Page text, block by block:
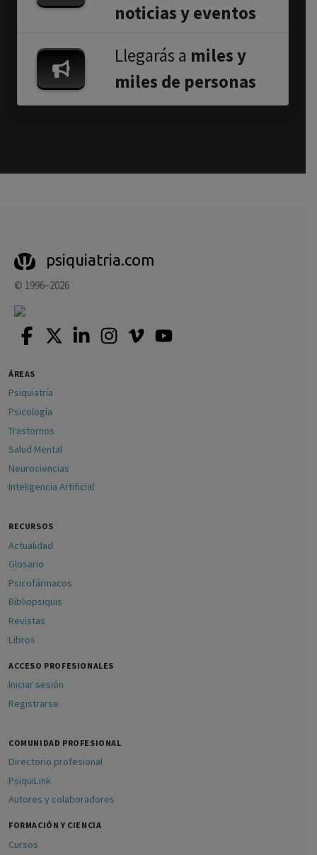
noticias y eventos
Llegarás a miles y
miles de personas
psiquiatria.com
© 1996–2026
ÁREAS
Psiquiatría
Psicología
Trastornos
Salud Mental
Neurociencias
Inteligencia Artificial
RECURSOS
Actualidad
Glosario
Psicofármacos
Bibliopsiquis
Revistas
Libros
ACCESO PROFESIONALES
Iniciar sesión
Registrarse
COMUNIDAD PROFESIONAL
Directorio profesional
PsiquiLink
Autores y colaboradores
FORMACIÓN Y CIENCIA
Cursos